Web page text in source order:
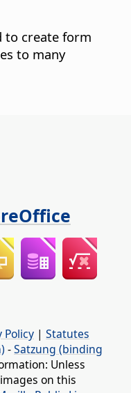
to create form
to many
Policy | Statutes
-Satzung (binding
Unless
on this